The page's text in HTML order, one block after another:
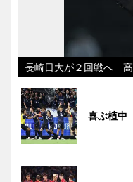
長崎日大が２回戦へ
喜ぶ植